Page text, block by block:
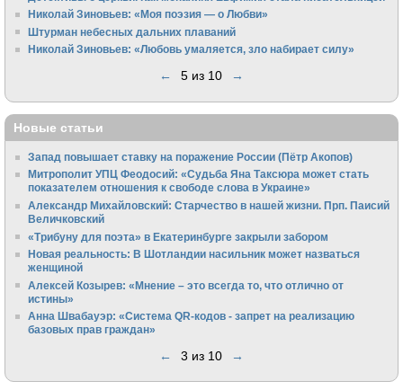
Николай Зиновьев: «Моя поэзия — о Любви»
Штурман небесных дальних плаваний
Николай Зиновьев: «Любовь умаляется, зло набирает силу»
← 5 из 10 →
Новые статьи
Запад повышает ставку на поражение России (Пётр Акопов)
Митрополит УПЦ Феодосий: «Судьба Яна Таксюра может стать
показателем отношения к свободе слова в Украине»
Алек­сандр Михайловский: Старчество в нашей жизни. Прп. Паисий
Величковский
«Трибуну для поэта» в Екатеринбурге закрыли забором
Новая реальность: В Шотландии насильник может назваться
женщиной
Алексей Козырев: «Мнение – это всегда то, что отлично от
истины»
Анна Швабауэр: «Система QR-кодов - запрет на реализацию
базовых прав граждан»
← 3 из 10 →